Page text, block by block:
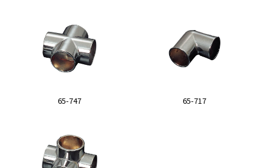
65-747 65-717